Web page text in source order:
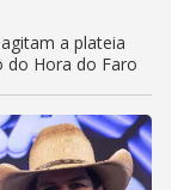
a plateia
do Hora do Faro